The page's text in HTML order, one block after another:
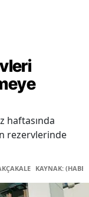
haftasında
rezervlerinde
KAYNAK: